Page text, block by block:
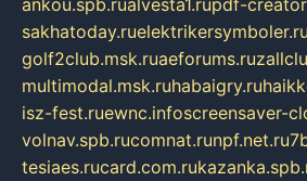
sakhatoday.ruelektrikersymboler.ru
golf2club.msk.ruaeforums.ru
multimodal.msk.ruhabaigry.ru
isz-fest.ruewnc.infoscreensaver-
volnav.spb.rucomnat.runpf.net.ru
tesiaes.rucard.com.ru